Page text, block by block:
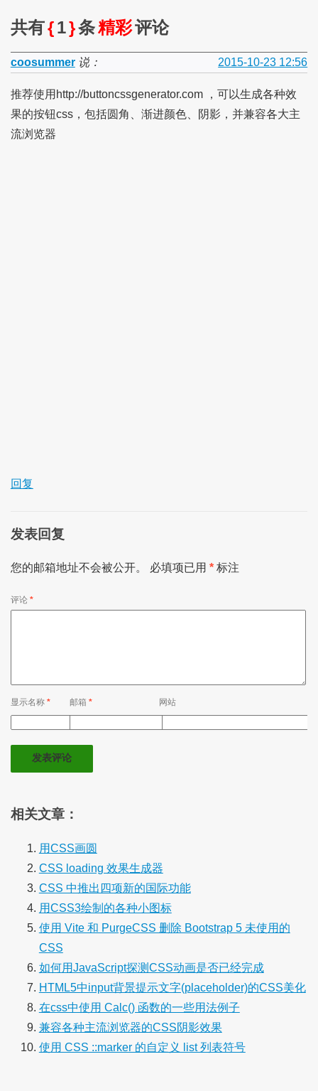
共有{1}条精彩评论
coosummer说： 2015-10-23 12:56
推荐使用http://buttoncssgenerator.com ，可以生成各种效
果的按钮css，包括圆角、渐进颜色、阴影，并兼容各大主
流浏览器
回复
发表回复
您的邮箱地址不会被公开。 必填项已用 *标注
评论 *
显示名称 * 网站
邮箱*
相关文章：
用CSS画圆
CSS loading 效果生成器
CSS 中推出四项新的国际功能
用CSS3绘制的各种小图标
使用 Vite 和 PurgeCSS 删除 Bootstrap 5 未使用的
CSS
如何用JavaScript探测CSS动画是否已经完成
HTML5中input背景提示文字(placeholder)的CSS美化
在css中使用 Calc() 函数的一些用法例子
兼容各种主流浏览器的CSS阴影效果
使用 CSS ::marker 的自定义 list 列表符号